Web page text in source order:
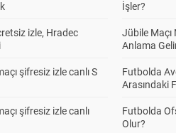
izle, Hradec
şifresiz izle canlı S
şifresiz izle canlı
İşler?
Jübile
Anlama
Futbolda
Arasındaki
Futbolda
Olur?